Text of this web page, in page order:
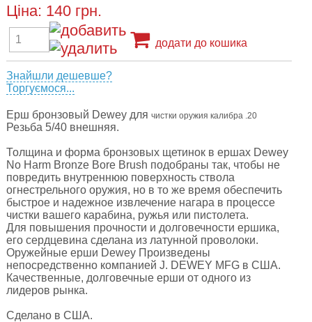
Ціна: 140 грн.
додати до кошика
Знайшли дешевше?
Торгуємося...
Ерш бронзовый Dewey для чистки оружия калибра .20
Резьба 5/40 внешняя.
Толщина и форма бронзовых щетинок в ершах Dewey
No Harm Bronze Bore Brush подобраны так, чтобы не
повредить внутреннюю поверхность ствола
огнестрельного оружия, но в то же время обеспечить
быстрое и надежное извлечение нагара в процессе
чистки вашего карабина, ружья или пистолета.
Для повышения прочности и долговечности ершика,
его сердцевина сделана из латунной проволоки.
Оружейные ерши Dewey Произведены
непосредственно компанией J. DEWEY MFG в США.
Качественные, долговечные ерши от одного из
лидеров рынка.
Сделано в США.